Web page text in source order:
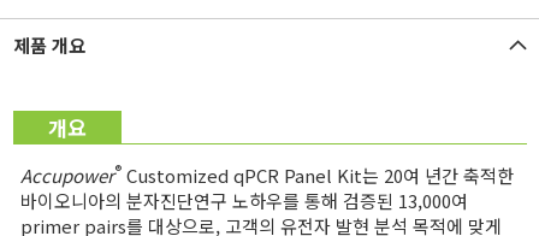
제품 개요
개요
Accupower®Customized qPCR Panel Kit는 20여 년간 축적한
바이오니아의 분자진단연구 노하우를 통해 검증된 13,000여
primer pairs를 대상으로, 고객의 유전자 발현 분석 목적에 맞게